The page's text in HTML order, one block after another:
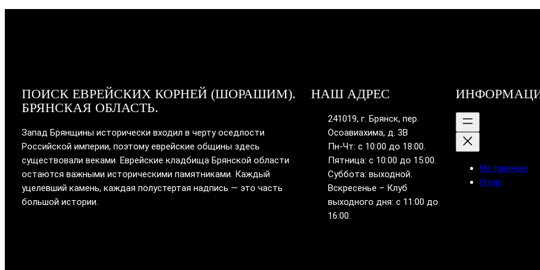
ПОИСК ЕВРЕЙСКИХ КОРНЕЙ (ШОРАШИМ).
БРЯНСКАЯ ОБЛАСТЬ.
Запад Брянщины исторически входил в черту оседлости
Российской империи, поэтому еврейские общины здесь
существовали веками. Еврейские кладбища Брянской области
остаются важными историческими памятниками. Каждый
уцелевший камень, каждая полустертая надпись — это часть
большой истории.
НАШ АДРЕС
241019, г. Брянск, пер.
Осоавиахима, д. 3В
Пн-Чт: с 10:00 до 18:00.
Пятница: с 10:00 до 15:00.
Суббота: выходной.
Вскресенье – Клуб
выходного дня: с 11:00 до
16:00.
На главную
О нас